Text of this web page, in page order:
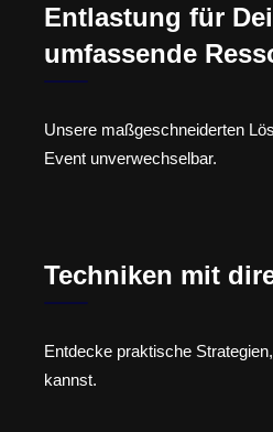
Entlastung für
umfassende
Unsere maßgeschneiderten
Event unverwechselbar.
Techniken mit
Entdecke praktische
kannst.